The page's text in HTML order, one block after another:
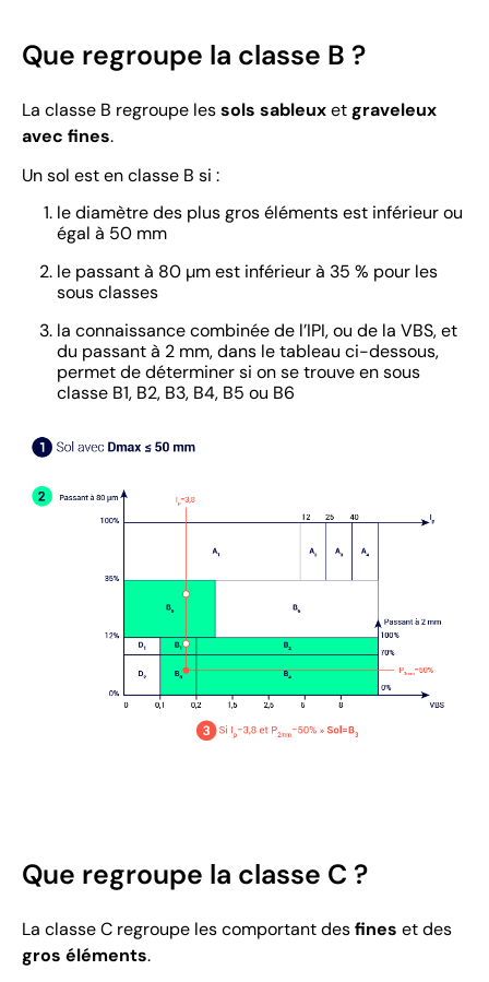
Que regroupe la classe B ?
La classe B regroupe lessols sableuxetgraveleux
avec fines.
Un sol est en classe B si :
le diamètre des plus gros éléments est inférieur ou
égal à 50 mm
le passant à 80 µm est inférieur à 35 % pour les
sous classes
la connaissance combinée de l’IPI, ou de la VBS, et
du passant à 2 mm, dans le tableau ci-dessous,
permet de déterminer si on se trouve en sous
classe B1, B2, B3, B4, B5 ou B6
Que regroupe la classe C ?
La classe C regroupe les comportant desfines et des
gros éléments.